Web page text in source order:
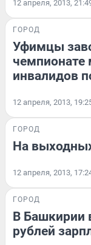
12 апреля, 2013,
ГОРОД
Уфимцы
чемпионате
инвалидов
12 апреля, 2013,
ГОРОД
На
12 апреля, 2013,
ГОРОД
В Башкирии
рублей